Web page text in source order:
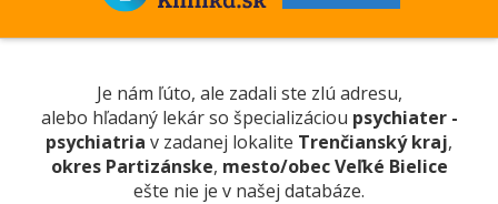
Je nám ľúto, ale zadali ste zlú adresu,
alebo hľadaný lekár so špecializáciou psychiater -
psychiatria v zadanej lokalite Trenčianský kraj,
okres Partizánske, mesto/obec Veľké Bielice
ešte nie je v našej databáze.